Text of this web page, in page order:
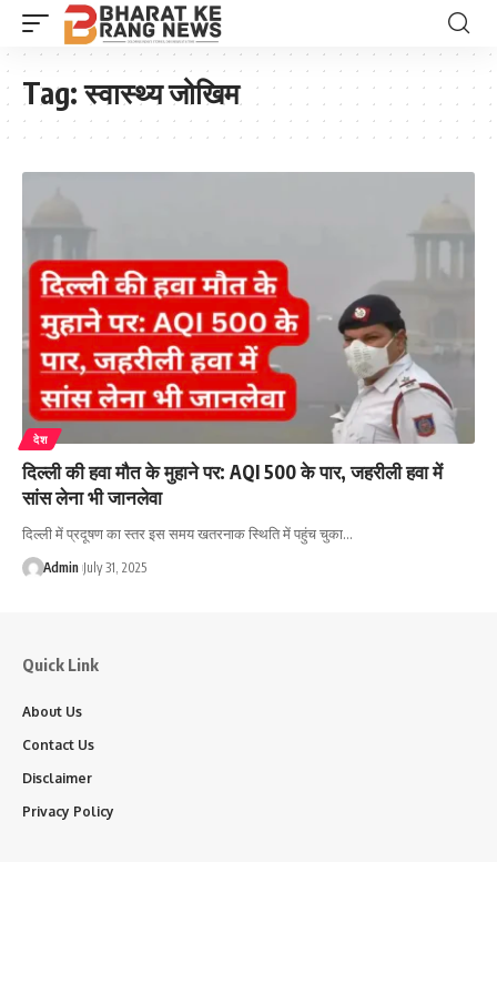
Tag:स्वास्थ्य जोखिम
देश
दिल्ली की हवा मौत के मुहाने पर: AQI 500 के पार, जहरीली हवा में
सांस लेना भी जानलेवा
दिल्ली में प्रदूषण का स्तर इस समय खतरनाक स्थिति में पहुंच चुका…
Admin July 31, 2025
Quick Link
About Us
Contact Us
Disclaimer
Privacy Policy